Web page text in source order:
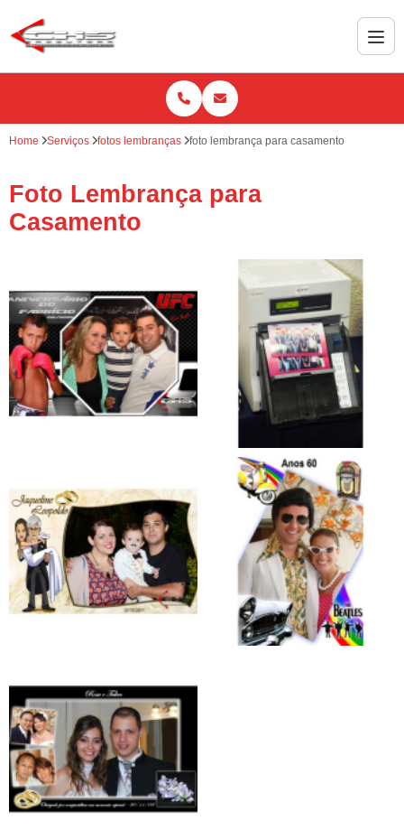
Home Serviços fotos lembranças foto lembrança para casamento
Foto Lembrança para
Casamento